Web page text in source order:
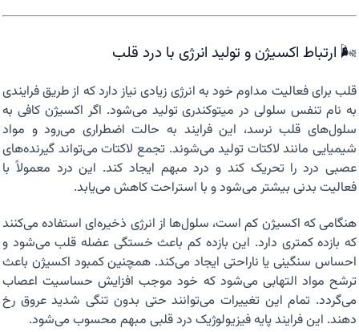
🌬️ ارتباط اکسیژن و تولید انرژی با درد قلب
قلب برای فعالیت مداوم خود به انرژی زیادی نیاز دارد که از طریق فرایندی
به نام تنفس سلولی در میتوکندری تولید می‌شود. اگر اکسیژن کافی به
سلول‌های قلب نرسد، این فرایند به حالت اضطراری می‌رود و مواد
شیمیایی مانند لاکتات تولید می‌شوند. تجمع لاکتات می‌تواند گیرنده‌های
عصبی درد را تحریک کند و درد مبهم ایجاد کند. این درد معمولاً با
فعالیت بدنی بیشتر می‌شود و با استراحت کاهش می‌یابد.
هنگامی که اکسیژن کم است، سلول‌ها از انرژی ذخیره‌ای استفاده می‌کنند
که بازده کمتری دارد. این بازده کم باعث خستگی عضله قلب می‌شود و
احساس سنگینی یا ناراحتی ایجاد می‌کند. همچنین کمبود اکسیژن باعث
ترشح مواد التهابی می‌شود که خود موجب افزایش حساسیت اعصاب
می‌گردد. تمام این تغییرات می‌توانند حتی بدون تنگی شدید عروق رخ
دهند. این فرایند پایه فیزیولوژیک درد قلبی مبهم محسوب می‌شود.